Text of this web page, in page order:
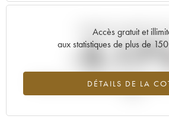
Accès gratuit et
aux statistiques de plus de
DÉTAILS DE LA
Tendance actuelle de la
-
Tendance à la baisse du millésime 2010